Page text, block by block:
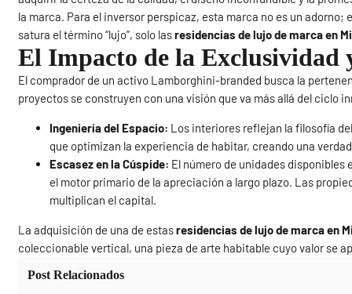
la marca. Para el inversor perspicaz, esta marca no es un adorno;
satura el término “lujo”, solo lasresidencias de lujo de marca en
El Impacto de la Exclusividad
El comprador de un activo Lamborghini-branded busca la
proyectos se construyen con una visión que va más allá del ciclo
Ingeniería del Espacio: Los interiores reflejan la filosofía
que optimizan la experiencia de habitar, creando una
Escasez en la Cúspide: El número de unidades
el motor primario de la apreciación a largo plazo. Las
multiplican el capital.
La adquisición de una de estasresidencias de lujo de marca en
coleccionable vertical, una pieza de arte habitable cuyo valor se
Post Relacionados